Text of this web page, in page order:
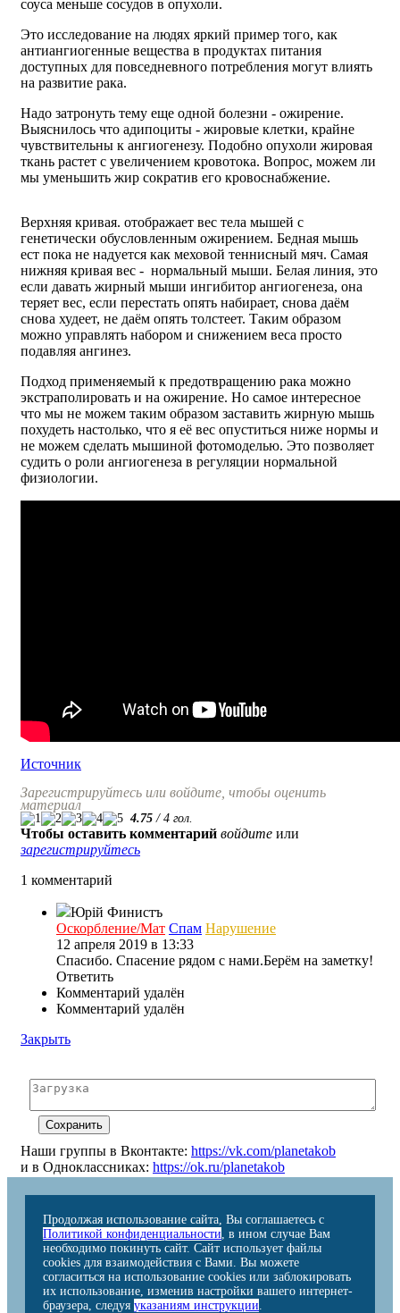
соуса меньше сосудов в опухоли.
Это исследование на людях яркий пример того, как
антиангиогенные вещества в продуктах питания
доступных для повседневного потребления могут влиять
на развитие рака.
Надо затронуть тему еще одной болезни - ожирение.
Выяснилось что адипоциты - жировые клетки, крайне
чувствительны к ангиогенезу. Подобно опухоли жировая
ткань растет с увеличением кровотока. Вопрос, можем ли
мы уменьшить жир сократив его кровоснабжение.
Верхняя кривая. отображает вес тела мышей с
генетически обусловленным ожирением. Бедная мышь
ест пока не надуется как меховой теннисный мяч. Самая
нижняя кривая вес - нормальный мыши. Белая линия, это
если давать жирный мыши ингибитор ангиогенеза, она
теряет вес, если перестать опять набирает, снова даём
снова худеет, не даём опять толстеет. Таким образом
можно управлять набором и снижением веса просто
подавляя ангинез.
Подход применяемый к предотвращению рака можно
экстраполировать и на ожирение. Но самое интересное
что мы не можем таким образом заставить жирную мышь
похудеть настолько, что я её вес опуститься ниже нормы и
не можем сделать мышиной фотомоделью. Это позволяет
судить о роли ангиогенеза в регуляции нормальной
физиологии.
Источник
Зарегистрируйтесь или войдите, чтобы оценить
материал
4.75 / 4 гол.
Чтобы оставить комментарий войдите или
зарегистрируйтесь
1 комментарий
Юрiй Финистъ
Оскорбление/Мат Спам Нарушение
12 апреля 2019 в 13:33
Спасибо. Спасение рядом с нами.Берём на заметку!
Ответить
Комментарий удалён
Комментарий удалён
Закрыть
Наши группы в Вконтакте: https://vk.com/planetakob
и в Одноклассниках: https://ok.ru/planetakob
Продолжая использование сайта, Вы соглашаетесь с
Политикой конфиденциальности, в ином случае Вам
необходимо покинуть сайт. Сайт использует файлы
cookies для взаимодействия с Вами. Вы можете
согласиться на использование cookies или заблокировать
их использование, изменив настройки вашего интернет-
браузера, следуя указаниям инструкции.